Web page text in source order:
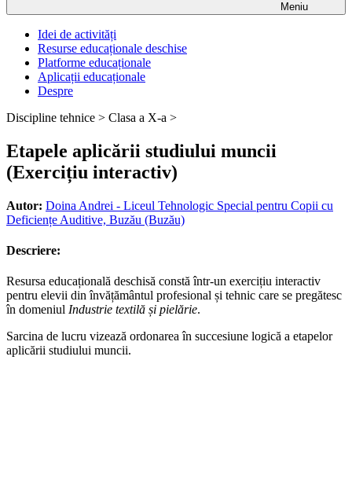
Meniu
Idei de activități
Resurse educaționale deschise
Platforme educaționale
Aplicații educaționale
Despre
Discipline tehnice > Clasa a X-a >
Etapele aplicării studiului muncii
(Exercițiu interactiv)
Autor: Doina Andrei - Liceul Tehnologic Special pentru Copii cu
Deficiențe Auditive, Buzău (Buzău)
Descriere:
Resursa educațională deschisă constă într-un exercițiu interactiv
pentru elevii din învățământul profesional și tehnic care se pregătesc
în domeniul Industrie textilă și pielărie.
Sarcina de lucru vizează ordonarea în succesiune logică a etapelor
aplicării studiului muncii.